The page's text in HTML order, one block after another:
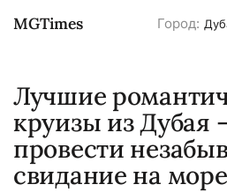
MGTimes Город:
Лучшие
круизы из Дубая
провести
свидание на море